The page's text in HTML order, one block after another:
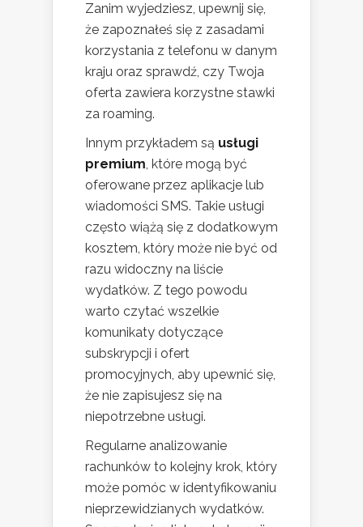
Zanim wyjedziesz, upewnij się,
że zapoznałeś się z zasadami
korzystania z telefonu w danym
kraju oraz sprawdź, czy Twoja
oferta zawiera korzystne stawki
za roaming.
Innym przykładem są usługi
premium, które mogą być
oferowane przez aplikacje lub
wiadomości SMS. Takie usługi
często wiążą się z dodatkowym
kosztem, który może nie być od
razu widoczny na liście
wydatków. Z tego powodu
warto czytać wszelkie
komunikaty dotyczące
subskrypcji i ofert
promocyjnych, aby upewnić się,
że nie zapisujesz się na
niepotrzebne usługi.
Regularne analizowanie
rachunków to kolejny krok, który
może pomóc w identyfikowaniu
nieprzewidzianych wydatków.